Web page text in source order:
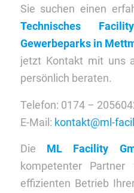
Sie suchen einen
Technisches
Gewerbeparks in
jetzt Kontakt mit uns
persönlich beraten.
Telefon: 0174 –
E-Mail: kontakt@ml-
Die ML Facility
kompetenter
effizienten Betrieb